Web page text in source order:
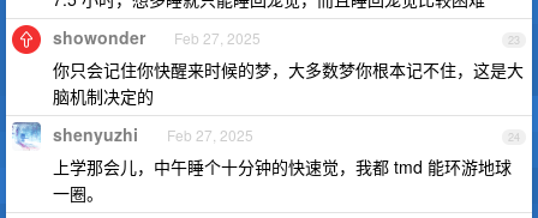
23
showonder Feb 27, 2025
你只会记住你快醒来时候的梦，大多数梦你根本记不住，这是大
脑机制决定的
24
shenyuzhi Feb 27, 2025
上学那会儿，中午睡个十分钟的快速觉，我都 tmd 能环游地球
一圈。